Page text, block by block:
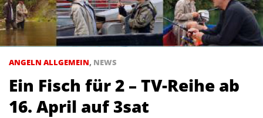
ANGELN ALLGEMEIN, NEWS
Ein Fisch für 2 – TV-Reihe ab
16. April auf 3sat